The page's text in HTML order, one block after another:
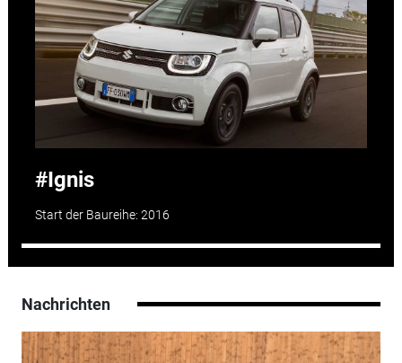
Ignis
Start der Baureihe: 2016
Nachrichten